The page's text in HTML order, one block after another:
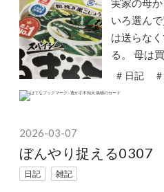
実家の母
いろ選ん
は送らな
る。 母は
# 日記 #
2026-03-07
ぼんやり捉える0307
日記 雑記